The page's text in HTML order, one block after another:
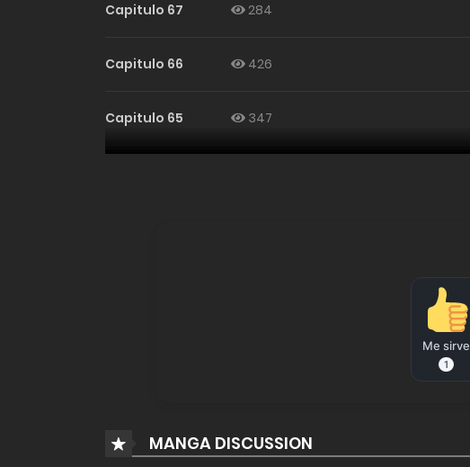
Capitulo 67 284
Capitulo 66 426
Capitulo 65 347
Capitulo 60 353
Me sirve
1
MANGA DISCUSSION